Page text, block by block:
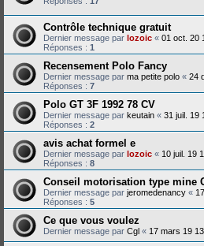
Contrôle technique gratuit
Dernier message par lozoic « 01 oct. 20
Réponses : 1
Recensement Polo Fancy
Dernier message par ma petite polo « 24
Réponses : 7
Polo GT 3F 1992 78 CV
Dernier message par keutain « 31 juil. 19
Réponses : 2
avis achat formel e
Dernier message par lozoic « 10 juil. 19
Réponses : 8
Conseil motorisation type mine
Dernier message par jeromedenancy «
Réponses : 5
Ce que vous voulez
Dernier message par Cgl « 17 mars 19